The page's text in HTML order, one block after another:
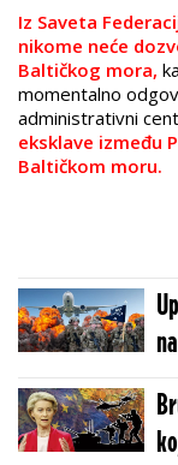
Iz Saveta
nikome neće
Baltičkog mora,
momentalno
administrativni
eksklave između
Baltičkom moru.